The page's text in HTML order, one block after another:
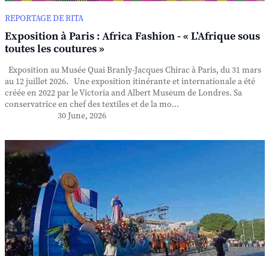
REPORTAGE DE RITA
Exposition à Paris : Africa Fashion - « L’Afrique sous
toutes les coutures »
Exposition au Musée Quai Branly-Jacques Chirac à Paris, du 31 mars
au 12 juillet 2026. Une exposition itinérante et internationale a été
créée en 2022 par le Victoria and Albert Museum de Londres. Sa
conservatrice en chef des textiles et de la mo...
30 June, 2026